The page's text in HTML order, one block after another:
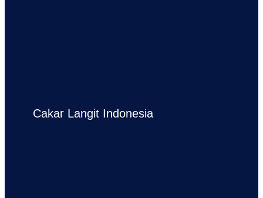
Cakar Langit Indonesia